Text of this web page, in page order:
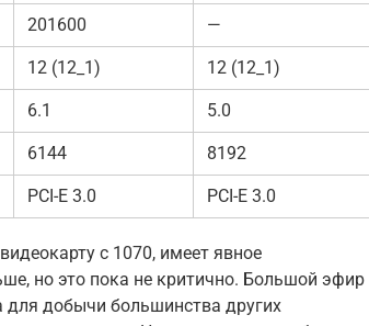
201600 —
12 (12_1) 12 (12_1)
6.1 5.0
6144 8192
PCI-E 3.0 PCI-E 3.0
с 1070, имеет явное
но это пока не критично. Большой эфир
для добычи большинства других